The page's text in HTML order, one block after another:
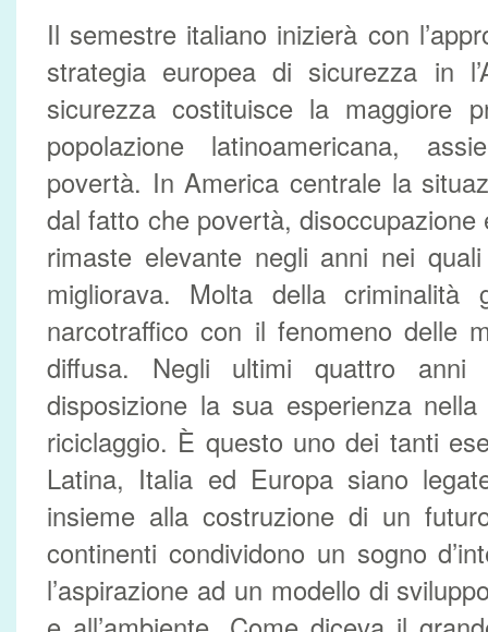
Il semestre italiano inizierà con
strategia europea di sicurezza in
sicurezza costituisce la maggiore
popolazione latinoamericana,
povertà. In America centrale la
dal fatto che povertà, disoccupazione
rimaste elevante negli anni nei
migliorava. Molta della
narcotraffico con il fenomeno delle
diffusa. Negli ultimi quattro
disposizione la sua esperienza
riciclaggio. È questo uno dei tanti
Latina, Italia ed Europa siano
insieme alla costruzione di un
continenti condividono un sogno
l’aspirazione ad un modello di